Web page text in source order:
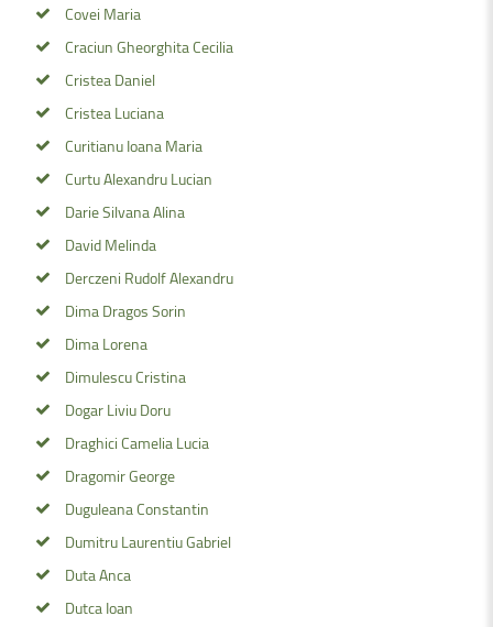
Covei Maria
Craciun Gheorghita Cecilia
Cristea Daniel
Cristea Luciana
Curitianu Ioana Maria
Curtu Alexandru Lucian
Darie Silvana Alina
David Melinda
Derczeni Rudolf Alexandru
Dima Dragos Sorin
Dima Lorena
Dimulescu Cristina
Dogar Liviu Doru
Draghici Camelia Lucia
Dragomir George
Duguleana Constantin
Dumitru Laurentiu Gabriel
Duta Anca
Dutca Ioan